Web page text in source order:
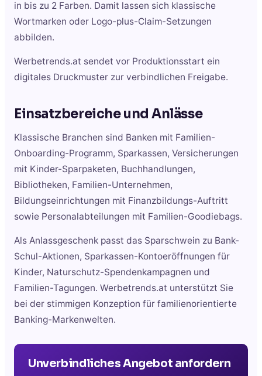
in bis zu 2 Farben. Damit lassen sich klassische
Wortmarken oder Logo-plus-Claim-Setzungen
abbilden.
Werbetrends.at sendet vor Produktionsstart ein
digitales Druckmuster zur verbindlichen Freigabe.
Einsatzbereiche und Anlässe
Klassische Branchen sind Banken mit Familien-
Onboarding-Programm, Sparkassen, Versicherungen
mit Kinder-Sparpaketen, Buchhandlungen,
Bibliotheken, Familien-Unternehmen,
Bildungseinrichtungen mit Finanzbildungs-Auftritt
sowie Personalabteilungen mit Familien-Goodiebags.
Als Anlassgeschenk passt das Sparschwein zu Bank-
Schul-Aktionen, Sparkassen-Kontoeröffnungen für
Kinder, Naturschutz-Spendenkampagnen und
Familien-Tagungen. Werbetrends.at unterstützt Sie
bei der stimmigen Konzeption für familienorientierte
Banking-Markenwelten.
Unverbindliches Angebot anfordern